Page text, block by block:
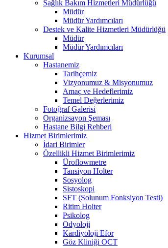
Sağlık Bakım Hizmetleri Müdürlüğü
Müdür
Müdür Yardımcıları
Destek ve Kalite Hizmetleri Müdürlüğü
Müdür
Müdür Yardımcıları
Kurumsal
Hastanemiz
Tarihçemiz
Vizyonumuz & Misyonumuz
Amaç ve Hedeflerimiz
Temel Değerlerimiz
Fotoğraf Galerisi
Organizsayon Şeması
Hastane Bilgi Rehberi
Hizmet Birimlerimiz
İdari Birimler
Özellikli Hizmet Birimlerimiz
Üroflowmetre
Tansiyon Holter
Sosyolog
Sistoskopi
SFT (Solunum Fonksiyon Testi)
Ritim Holter
Psikolog
Odyoloji
Kardiyoloji Efor
Göz Kliniği OCT